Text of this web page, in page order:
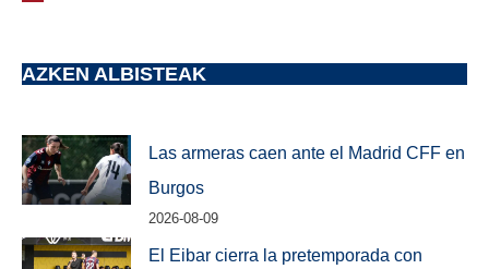
AZKEN ALBISTEAK
Las armeras caen ante el Madrid CFF en
Burgos
2026-08-09
El Eibar cierra la pretemporada con